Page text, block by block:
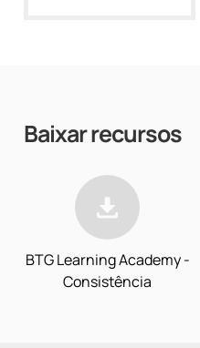
Baixar recursos
BTG Learning Academy -
Consistência